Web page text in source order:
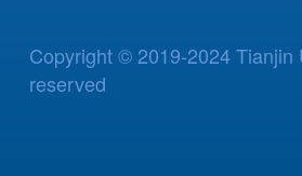
Copyright © 2019-2024
reserved